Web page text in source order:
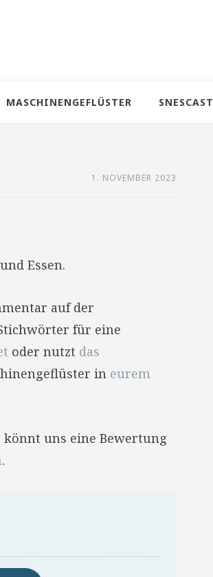
MASCHINENGEFLÜSTER SNESCAST
1. NOVEMBER 2023
Essen.
auf der
für eine
oder nutzt das
in eurem
uns eine Bewertung
.